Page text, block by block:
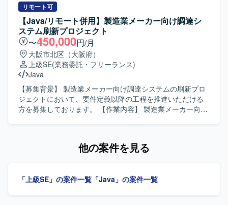
した形での検討・レビューを行っていただきます。
を実施いたします。ユーザとの調整やベンダーコントロー
ルを行いながら、システムの安定稼働と改善を進めていた
だきます。 【求める人物像】 コミュニケーションを取りな
がらユーザやベンダーと円滑に調整ができる方を求めてお
ります。長期的な参画を前提に、業務を通じてSAPをはじ
めとした新しい技術習得に前向きに取り組んでいただける
方が望ましいです。 【ポジションの魅力】 大手企業向け物
流システムの保守開発に携わることで、業務知見とシステ
ム運用・改善の両面で経験を積むことができます。外部シ
ステムとのデータ連携やユーザ調整など、上流から下流ま
で幅広い工程に関わることでスキルの幅を広げていただけ
リモート可
【Java/リモート併用】製造業メーカー向け調達シ
ステム刷新プロジェクト
〜450,000円/月
大阪市北区（大阪府）
上級SE(業務委託・フリーランス)
Java
【募集背景】 製造業メーカー向け調達システムの刷新プロ
ジェクトにおいて、要件定義以降の工程を推進いただける
方を募集しております。 【作業内容】 製造業メーカー向け
アリングを通じて業務を整理し、ドキュメントとして取り
他の案件を見る
「上級SE」の案件一覧 「Java」の案件一覧